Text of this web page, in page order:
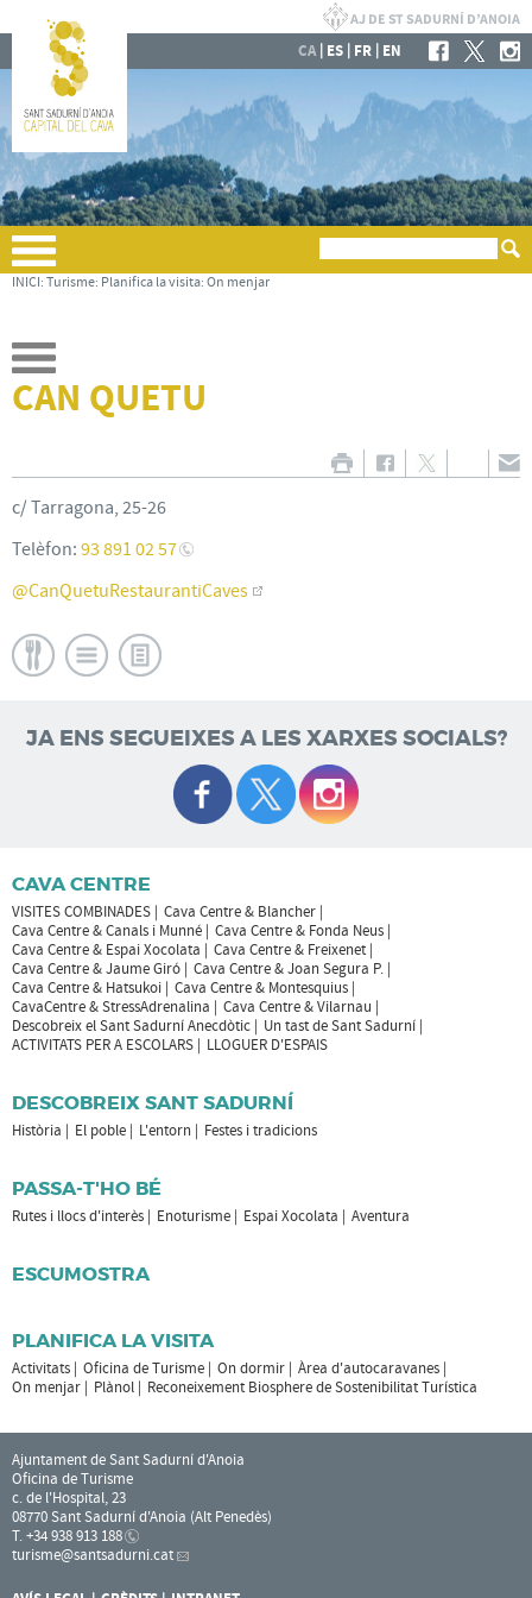
CA| ES | FR | EN
INICI: Turisme: Planifica la visita: On menjar
CAN QUETU
c/ Tarragona, 25-26
Telèfon: 93 891 02 57
@CanQuetuRestaurantiCaves
JA ENS SEGUEIXES A LES XARXES SOCIALS?
CAVA CENTRE
VISITES COMBINADES
Cava Centre & Blancher
Cava Centre & Canals i Munné
Cava Centre & Fonda Neus
Cava Centre & Espai Xocolata
Cava Centre & Freixenet
Cava Centre & Jaume Giró
Cava Centre & Joan Segura P.
Cava Centre & Hatsukoi
Cava Centre & Montesquius
CavaCentre & StressAdrenalina
Cava Centre & Vilarnau
Descobreix el Sant Sadurní Anecdòtic
Un tast de Sant Sadurní
ACTIVITATS PER A ESCOLARS
LLOGUER D'ESPAIS
DESCOBREIX SANT SADURNÍ
Història El poble L'entorn Festes i tradicions
PASSA-T'HO BÉ
Rutes i llocs d'interès Enoturisme Espai Xocolata Aventura
ESCUMOSTRA
PLANIFICA LA VISITA
Activitats Oficina de Turisme On dormir
Àrea d'autocaravanes
On menjar
Plànol Reconeixement Biosphere de Sostenibilitat Turística
Ajuntament de Sant Sadurní d'Anoia
Oficina de Turisme
c. de l'Hospital, 23
08770 Sant Sadurní d'Anoia (Alt Penedès)
T. +34 938 913 188
turisme@santsadurni.cat